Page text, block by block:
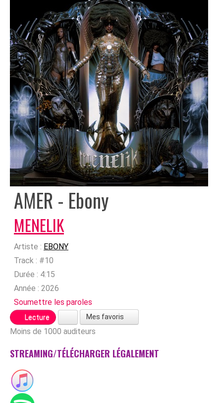
AMER - Ebony
MENELIK
Artiste : EBONY
Track : #10
Durée : 4:15
Année : 2026
Soumettre les paroles
Lecture Mes favoris
Moins de 1000 auditeurs
STREAMING/TÉLÉCHARGER LÉGALEMENT